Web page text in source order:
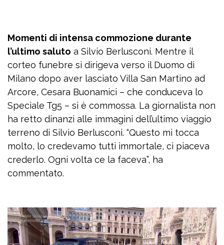
Momenti di intensa commozione durante
l’ultimo saluto a Silvio Berlusconi. Mentre il
corteo funebre si dirigeva verso il Duomo di
Milano dopo aver lasciato Villa San Martino ad
Arcore, Cesara Buonamici – che conduceva lo
Speciale Tg5 – si è commossa. La giornalista non
ha retto dinanzi alle immagini dell’ultimo viaggio
terreno di Silvio Berlusconi. “Questo mi tocca
molto, lo credevamo tutti immortale, ci piaceva
crederlo. Ogni volta ce la faceva”, ha
commentato.